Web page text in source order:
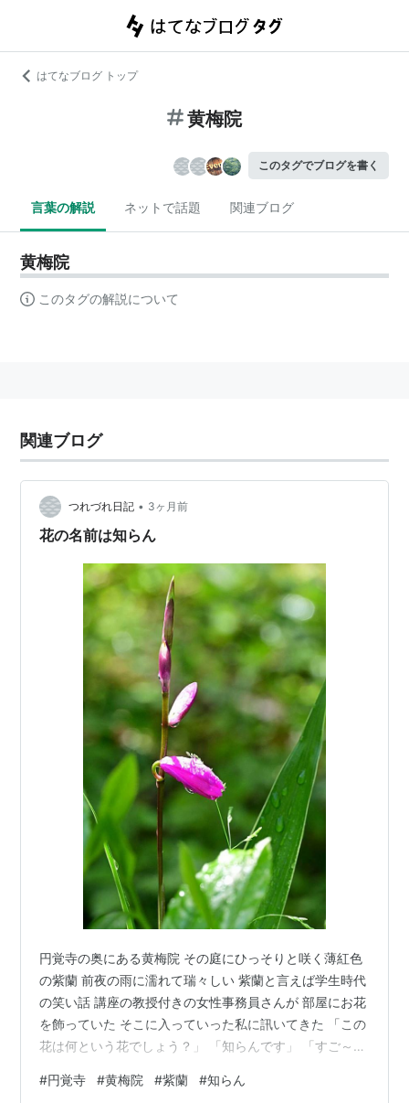
はてなブログ トップ
黄梅院
このタグでブログを書く
言葉の解説 ネットで話題 関連ブログ
黄梅院
このタグの解説について
関連ブログ
つれづれ日記 • 3ヶ月前
花の名前は知らん
円覚寺の奥にある黄梅院 その庭にひっそりと咲く薄紅色
の紫蘭 前夜の雨に濡れて瑞々しい 紫蘭と言えば学生時代
の笑い話 講座の教授付きの女性事務員さんが 部屋にお花
を飾っていた そこに入っていった私に訊いてきた 「この
花は何という花でしょう？」 「知らんです」 「すご～
す」 （大爆笑！） 花から垂れるしずくをアップで撮りた
#円覚寺 #黄梅院 #紫蘭 #知らん